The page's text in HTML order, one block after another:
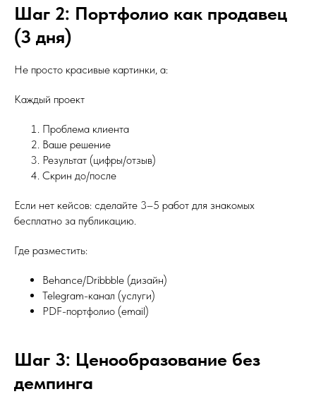
Шаг 2: Портфолио как продавец
(3 дня)
Не просто красивые картинки, а:
Каждый проект
Проблема клиента
Ваше решение
Результат (цифры/отзыв)
Скрин до/после
Если нет кейсов: сделайте 3–5 работ для знакомых
бесплатно за публикацию.
Где разместить:
Behance/Dribbble (дизайн)
Telegram-канал (услуги)
PDF-портфолио (email)
Шаг 3: Ценообразование без
демпинга